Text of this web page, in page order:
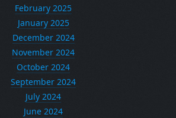
February 2025
January 2025
December 2024
November 2024
October 2024
September 2024
July 2024
June 2024